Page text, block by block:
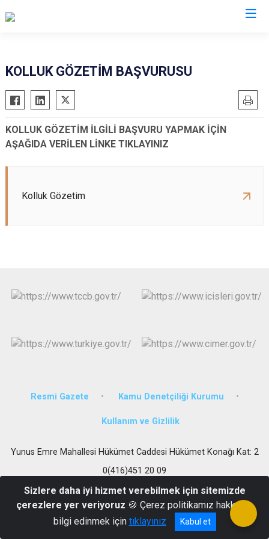
Besni
Çelikhan
Gerger
Gölbaşı
Kahta
Tut
KOLLUK GÖZETİM BAŞVURUSU
KOLLUK GÖZETİM İLGİLİ BAŞVURU YAPMAK İÇİN
AŞAĞIDA VERİLEN LİNKE TIKLAYINIZ
Kolluk Gözetim
Resmi Gazete Kamu Denetçiliği Kurumu
Kullanım ve Gizlilik
Yunus Emre Mahallesi Hükümet Caddesi Hükümet Konağı Kat: 2
0(416)451 20 09
Sizlere daha iyi hizmet verebilmek için sitemizde
çerezlere yer veriyoruz 🍪 Çerez politikamız hakkında
bilgi edinmek için tıklayınız Kabul et